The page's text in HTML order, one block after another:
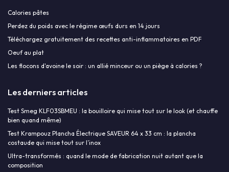
Calories pâtes
Perdez du poids avec le régime œufs durs en 14 jours
Téléchargez gratuitement des recettes anti-inflammatoires en PDF
Oeuf au plat
Les flocons d'avoine le soir : un allié minceur ou un piège à calories ?
Les derniers articles
Test Smeg KLF03SBMEU : la bouilloire qui mise tout sur le look (et chauffe
bien quand même)
Test Krampouz Plancha Électrique SAVEUR 64 x 33 cm : la plancha
costaude qui mise tout sur l’inox
Ultra-transformés : quand le mode de fabrication nuit autant que la
composition